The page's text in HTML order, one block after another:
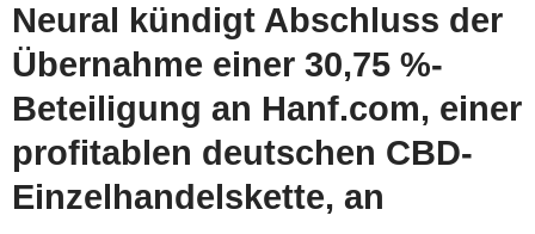
Neural kündigt Abschluss der
Übernahme einer 30,75 %-
Beteiligung an Hanf.com, einer
profitablen deutschen CBD-
Einzelhandelskette, an